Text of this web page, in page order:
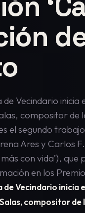
Vecindario
compositor
el segundo
Ares y Carlos
con vida’),
en los
Vecindario inicia
compositor